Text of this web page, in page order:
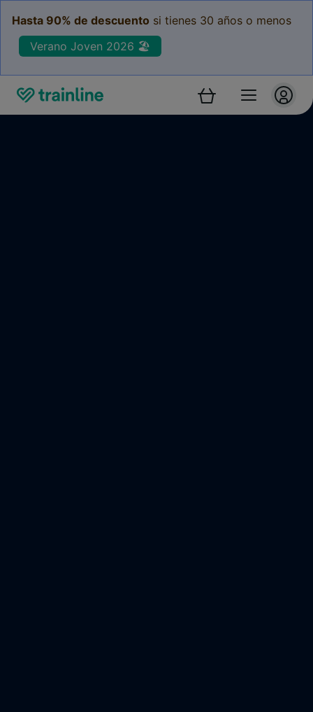
Hasta 90% de descuento si tienes 30 años o menos
Verano Joven 2026 🏖️